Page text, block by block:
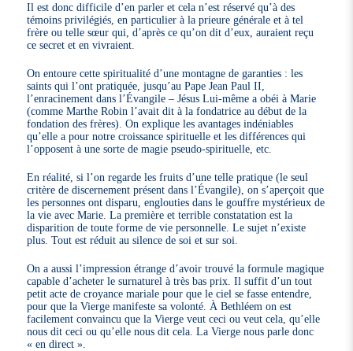
Il est donc difficile d’en parler et cela n’est réservé qu’à des
témoins privilégiés, en particulier à la prieure générale et à tel
frère ou telle sœur qui, d’après ce qu’on dit d’eux, auraient reçu
ce secret et en vivraient.
On entoure cette spiritualité d’une montagne de garanties : les
saints qui l’ont pratiquée, jusqu’au Pape Jean Paul II,
l’enracinement dans l’Évangile – Jésus Lui-même a obéi à Marie
(comme Marthe Robin l’avait dit à la fondatrice au début de la
fondation des frères). On explique les avantages indéniables
qu’elle a pour notre croissance spirituelle et les différences qui
l’opposent à une sorte de magie pseudo-spirituelle, etc.
En réalité, si l’on regarde les fruits d’une telle pratique (le seul
critère de discernement présent dans l’Évangile), on s’aperçoit que
les personnes ont disparu, englouties dans le gouffre mystérieux de
la vie avec Marie. La première et terrible constatation est la
disparition de toute forme de vie personnelle. Le sujet n’existe
plus. Tout est réduit au silence de soi et sur soi.
On a aussi l’impression étrange d’avoir trouvé la formule magique
capable d’acheter le surnaturel à très bas prix. Il suffit d’un tout
petit acte de croyance mariale pour que le ciel se fasse entendre,
pour que la Vierge manifeste sa volonté. À Bethléem on est
facilement convaincu que la Vierge veut ceci ou veut cela, qu’elle
nous dit ceci ou qu’elle nous dit cela. La Vierge nous parle donc
« en direct ».